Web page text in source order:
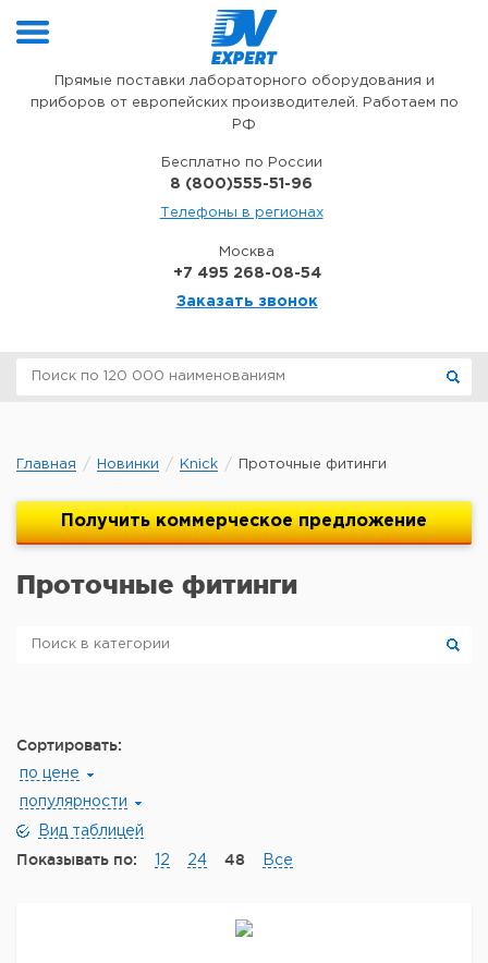
Прямые поставки лабораторного оборудования и
приборов от европейских производителей. Работаем по
РФ
Бесплатно по России
8 (800)555-51-96
Телефоны в регионах
Москва
+7 495 268-08-54
Заказать звонок
Главная Новинки Knick Проточные фитинги
Получить коммерческое предложение
Проточные фитинги
Сортировать:
по цене
популярности
Вид таблицей
Показывать по: 12 24 48 Все